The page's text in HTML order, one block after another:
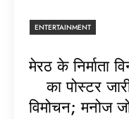
ENTERTAINMENT
मेरठ के निर्माता
का पोस्टर
विमोचन; मनोज